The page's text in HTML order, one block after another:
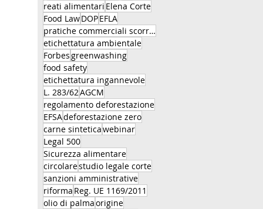
reati alimentari Elena Corte
Food LawDOPEFLA
pratiche commerciali scorrette
etichettatura ambientale
Forbesgreenwashing
food safety
etichettatura ingannevole
L. 283/62AGCM
regolamento deforestazione
EFSAdeforestazione zero
carne sinteticawebinar
Legal 500
Sicurezza alimentare
circolarestudio legale corte
sanzioni amministrative
riforma Reg. UE 1169/2011
olio di palmaorigine